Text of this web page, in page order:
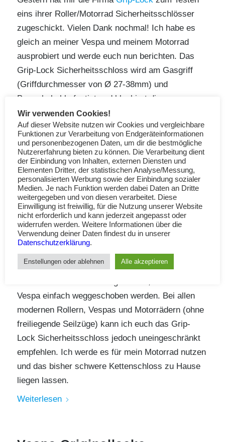
eins ihrer Roller/Motorrad Sicherheitsschlösser
zugeschickt. Vielen Dank nochmal! Ich habe es
gleich an meiner Vespa und meinem Motorrad
ausprobiert und werde euch nun berichten. Das
Grip-Lock Sicherheitsschloss wird am Gasgriff
(Griffdurchmesser von Ø 27-38mm) und
Bremshebel befestigt und blockiert die
Vorderradbremse. Es passt auf 95% aller Roller,
Motorräder und ATV’s. Ein einfaches wegschieben
wird damit unmöglich. Auch das schon häufig
vergessene Felgenschloss beim losfahren wird mit
dem Grip-Lock nie wieder vorkommen. Es ist
schnell anzubringen und macht einen sehr stabilen
und sicheren Eindruck. Zusätzlich ist es klein
(15×4,5×4,5cm) und relativ leicht (330 Gramm).
Bei unseren geliebten alten Vespas hat das
Schloss jedoch einen Schwachpunkt. Denn ein
einfaches durchtrennen des Vorderrad-
Bremsseilzuges gibt die Vespa frei. Ist zusätzlich
Vespa einfach weggeschoben werden. Bei allen
modernen Rollern, Vespas und Motorrädern (ohne
freiliegende Seilzüge) kann ich euch das Grip-
Lock Sicherheitsschloss jedoch uneingeschränkt
empfehlen. Ich werde es für mein Motorrad nutzen
und das bisher schwere Kettenschloss zu Hause
liegen lassen.
Weiterlesen
Wir verwenden Cookies!
Auf dieser Website nutzen wir Cookies und vergleichbare
Funktionen zur Verarbeitung von Endgeräteinformationen
und personenbezogenen Daten, um dir die bestmögliche
Nutzererfahrung bieten zu können. Die Verarbeitung dient
der Einbindung von Inhalten, externen Diensten und
Elementen Dritter, der statistischen Analyse/Messung,
personalisierten Werbung sowie der Einbindung sozialer
Medien. Je nach Funktion werden dabei Daten an Dritte
weitergegeben und von diesen verarbeitet. Diese
Einwilligung ist freiwillig, für die Nutzung unserer Website
nicht erforderlich und kann jederzeit angepasst oder
widerrufen werden. Weitere Informationen über die
Verwendung deiner Daten findest du in unserer
Datenschutzerklärung.
Enstellungen oder ablehnen Alle akzeptieren